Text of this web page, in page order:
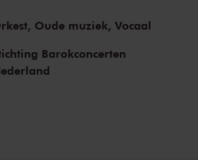
van rouw, angst en verdriet op, maar
De musici bespelen authentieke
Mozart. In de Grote Zaal van Het
Oude muziek, Vocaal
Barokconcerten